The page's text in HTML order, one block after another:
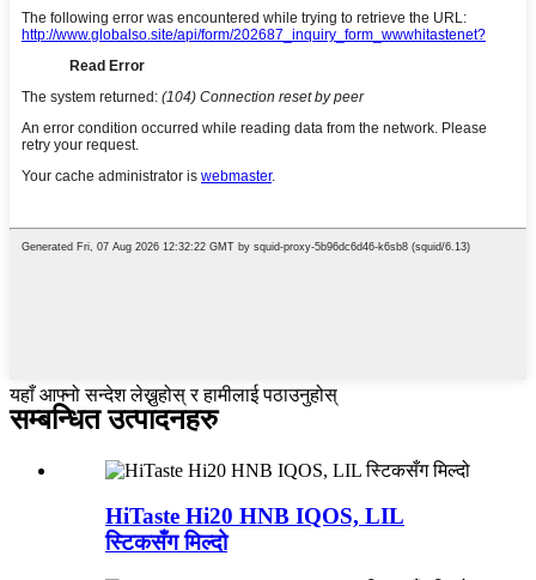
यहाँ आफ्नो सन्देश लेख्नुहोस् र हामीलाई पठाउनुहोस्
सम्बन्धित उत्पादनहरु
HiTaste Hi20 HNB IQOS, LIL
स्टिकसँग मिल्दो